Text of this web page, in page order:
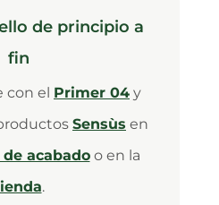
de principio a
fin
con el Primer 04 y
Sensùs en
acabadoo en la
.